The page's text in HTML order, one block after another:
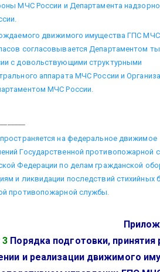
МЧС России и Департамента
движимого имущества ГПС МЧС
согласовывается Департаментом
с довольствующими структурными
аппарата МЧС России и
МЧС России.
на федеральное движимое
Государственной противопожарной
Федерации по делам гражданской
и ликвидации последствий стихийных
противопожарной службы.
3 Порядка подготовки,
и реализации движимого